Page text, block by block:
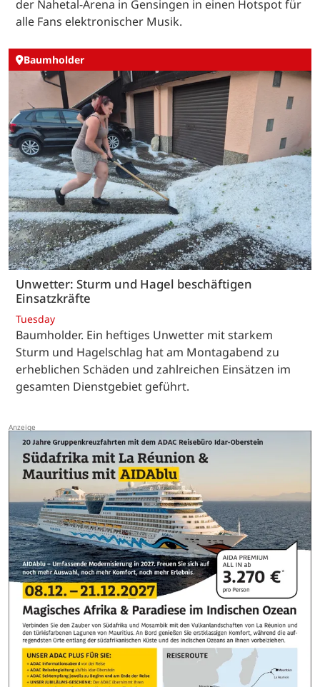
der Nahetal-Arena in Gensingen in einen Hotspot für
alle Fans elektronischer Musik.
Baumholder
Unwetter: Sturm und Hagel beschäftigen
Einsatzkräfte
Tuesday
Baumholder. Ein heftiges Unwetter mit starkem
Sturm und Hagelschlag hat am Montagabend zu
erheblichen Schäden und zahlreichen Einsätzen im
gesamten Dienstgebiet geführt.